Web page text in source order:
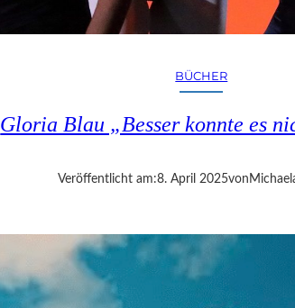
BÜCHER
Gloria Blau „Besser konnte es
Veröffentlicht am:8. April 2025von